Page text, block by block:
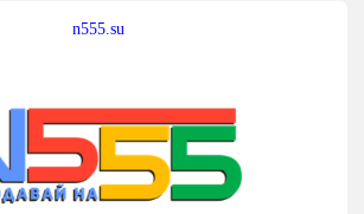
n555.su